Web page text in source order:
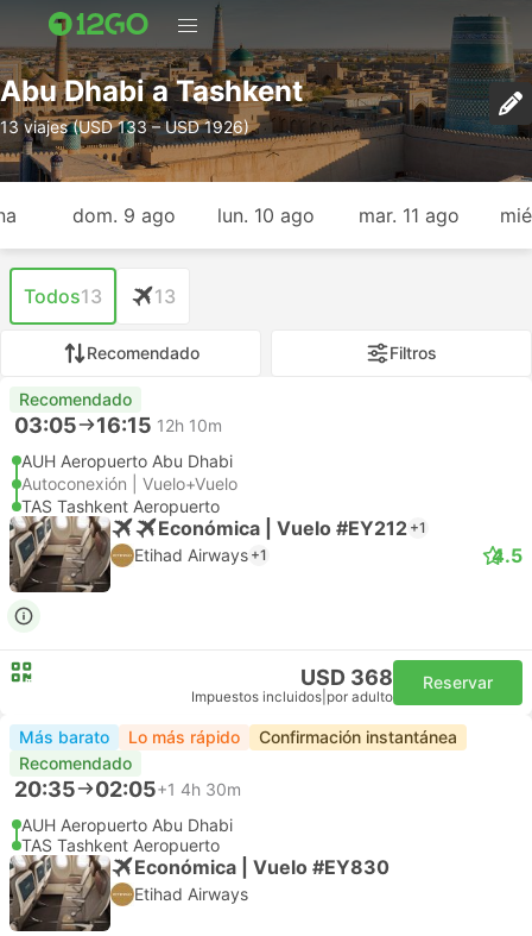
Abu Dhabi a Tashkent
13 viajes (USD 133 – USD 1926)
dom. 9 ago lun. 10 ago mar. 11 ago
Todos13 13
Recomendado Filtros
Recomendado
03:05 16:15 12h 10m
AUH Aeropuerto Abu Dhabi
Autoconexión | Vuelo+Vuelo
TAS Tashkent Aeropuerto
Económica | Vuelo #EY212 +1
Etihad Airways +1 4.5
USD 368
Impuestos incluidos por adulto
Reservar
Más barato Lo más rápido
Confirmación instantánea
Recomendado
20:35 02:05+1 4h 30m
AUH Aeropuerto Abu Dhabi
TAS Tashkent Aeropuerto
Económica | Vuelo #EY830
Etihad Airways